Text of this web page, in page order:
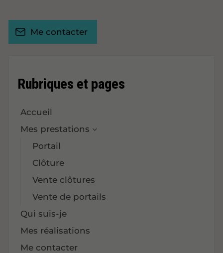
Me contacter
Rubriques et pages
Accueil
Mes prestations
Portail
Clôture
Vente clôtures
Vente de portails
Qui suis-je
Mes réalisations
Me contacter